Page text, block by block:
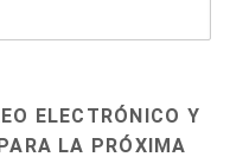
ELECTRÓNICO Y
LA PRÓXIMA